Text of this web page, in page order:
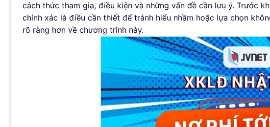
cách thức tham gia, điều kiện và những vấn đề cần lưu ý. Trước
chính xác là điều cần thiết để tránh hiểu nhầm hoặc lựa chọn
rõ ràng hơn về chương trình này.